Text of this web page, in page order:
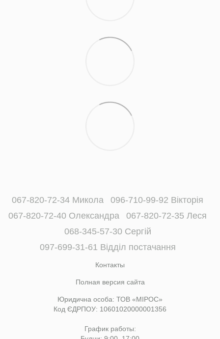
067-820-72-34 Микола
096-710-99-92 Вікторія
067-820-72-40 Олександра
067-820-72-35 Леся
068-345-57-30 Сергій
097-699-31-61 Відділ постачання
Контакты
Полная версия сайта
Юридична особа: ТОВ «МІРОС»
Код ЄДРПОУ: 10601020000001356
График работы: